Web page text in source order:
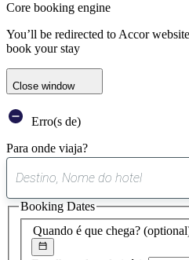
Core booking engine
You’ll be redirected to Accor
book your stay
Close window
Erro(s de)
Para onde viaja?
Quando é que chega?
Booking Dates